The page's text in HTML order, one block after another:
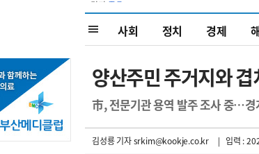
사회 정치 경제
양산주민 주거지와
市, 전문기관 용역 발주 조사 중…경
김성룡 기자srkim@kookje.co.kr | 입력 :